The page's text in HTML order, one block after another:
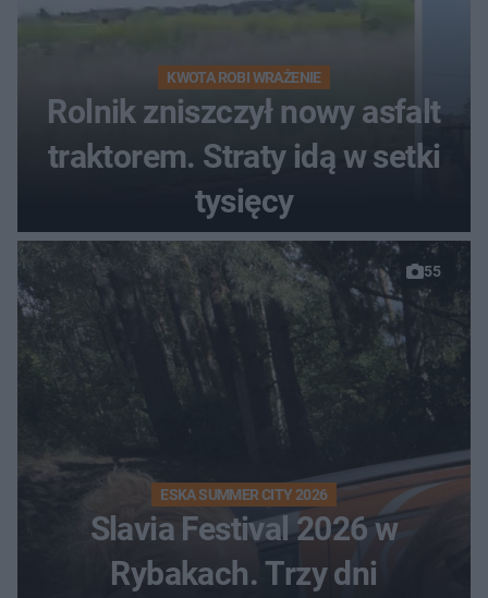
KWOTA ROBI WRAŻENIE
Rolnik zniszczył nowy asfalt
traktorem. Straty idą w setki
tysięcy
55
ESKA SUMMER CITY 2026
Slavia Festival 2026 w
Rybakach. Trzy dni